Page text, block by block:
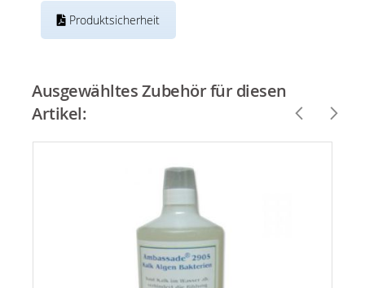
Produktsicherheit
Ausgewähltes Zubehör für diesen
Artikel: